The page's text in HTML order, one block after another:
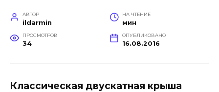
АВТОР
ildarmin
НА ЧТЕНИЕ
мин
ПРОСМОТРОВ
34
ОПУБЛИКОВАНО
16.08.2016
Классическая двускатная крыша